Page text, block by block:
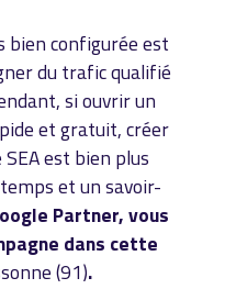
bien configurée est
du trafic qualifié
si ouvrir un
et gratuit, créer
est bien plus
et un savoir-
Partner, vous
dans cette
(91).